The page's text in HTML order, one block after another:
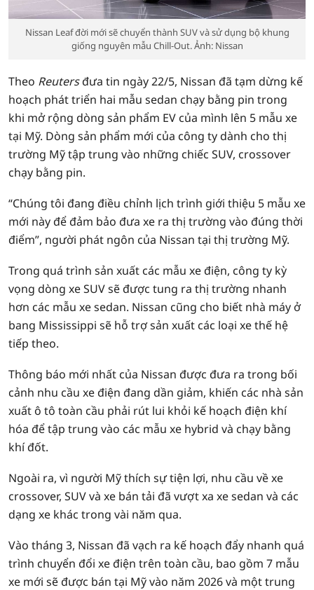
Nissan Leaf đời mới sẽ chuyển thành SUV và sử dụng bộ khung
giống nguyên mẫu Chill-Out. Ảnh: Nissan
Theo Reutersđưa tin ngày 22/5, Nissan đã tạm dừng kế
hoạch phát triển hai mẫu sedan chạy bằng pin trong
khi mở rộng dòng sản phẩm EV của mình lên 5 mẫu xe
tại Mỹ. Dòng sản phẩm mới của công ty dành cho thị
trường Mỹ tập trung vào những chiếc SUV, crossover
chạy bằng pin.
“Chúng tôi đang điều chỉnh lịch trình giới thiệu 5 mẫu xe
mới này để đảm bảo đưa xe ra thị trường vào đúng thời
điểm”, người phát ngôn của Nissan tại thị trường Mỹ.
Trong quá trình sản xuất các mẫu xe điện, công ty kỳ
vọng dòng xe SUV sẽ được tung ra thị trường nhanh
hơn các mẫu xe sedan. Nissan cũng cho biết nhà máy ở
bang Mississippi sẽ hỗ trợ sản xuất các loại xe thế hệ
tiếp theo.
Thông báo mới nhất của Nissan được đưa ra trong bối
cảnh nhu cầu xe điện đang dần giảm, khiến các nhà sản
xuất ô tô toàn cầu phải rút lui khỏi kế hoạch điện khí
hóa để tập trung vào các mẫu xe hybrid và chạy bằng
khí đốt.
Ngoài ra, vì người Mỹ thích sự tiện lợi, nhu cầu về xe
crossover, SUV và xe bán tải đã vượt xa xe sedan và các
dạng xe khác trong vài năm qua.
Vào tháng 3, Nissan đã vạch ra kế hoạch đẩy nhanh quá
trình chuyển đổi xe điện trên toàn cầu, bao gồm 7 mẫu
xe mới sẽ được bán tại Mỹ vào năm 2026 và một trung